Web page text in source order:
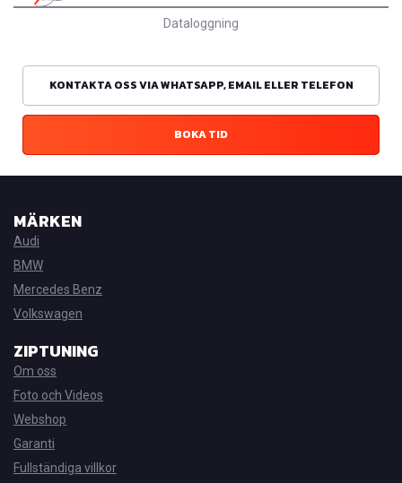
Dataloggning
KONTAKTA OSS VIA WHATSAPP, EMAIL ELLER TELEFON
BOKA TID
MÄRKEN
Audi
BMW
Mercedes Benz
Volkswagen
ZIPTUNING
Om oss
Foto och Videos
Webshop
Garanti
Fullständiga villkor